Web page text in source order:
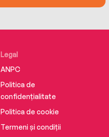
Legal
ANPC
Politica de
confidențialitate
Politica de cookie
Termeni și condiții